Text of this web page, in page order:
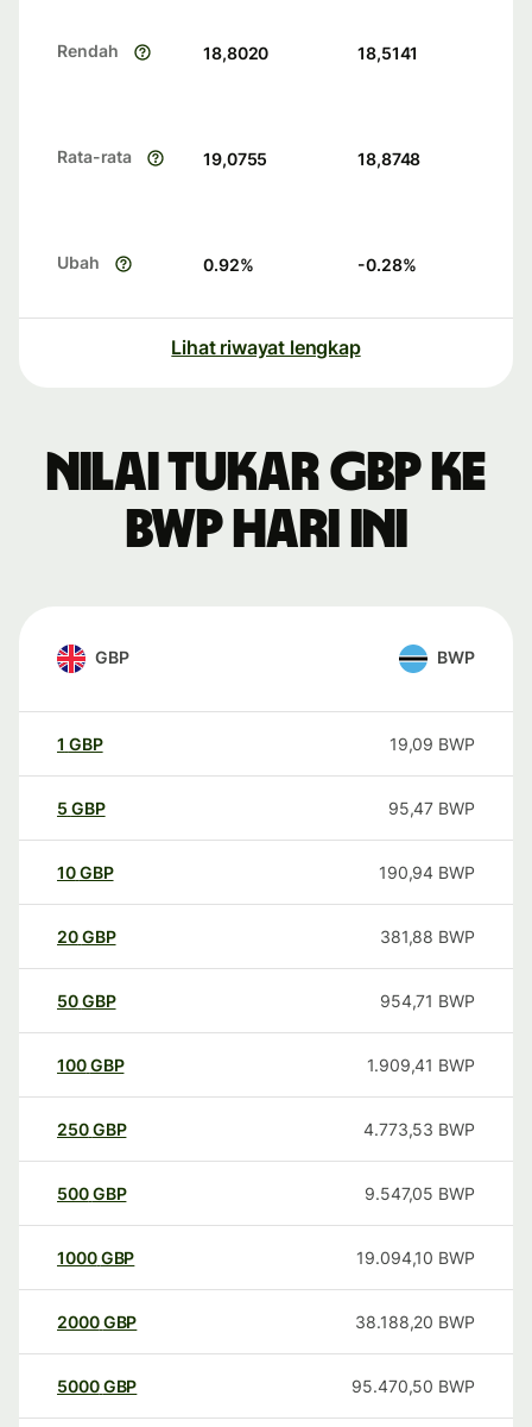
Rendah 18,8020 18,5141
Rata-rata 19,0755 18,8748
Ubah 0.92% -0.28%
Lihat riwayat lengkap
Nilai tukar GBP ke
BWP hari ini
GBP BWP
1 GBP 19,09 BWP
5 GBP 95,47 BWP
10GBP 190,94 BWP
20GBP 381,88 BWP
50GBP 954,71 BWP
100GBP 1.909,41 BWP
250GBP 4.773,53 BWP
500GBP 9.547,05 BWP
1000GBP 19.094,10 BWP
2000GBP 38.188,20 BWP
5000GBP 95.470,50 BWP